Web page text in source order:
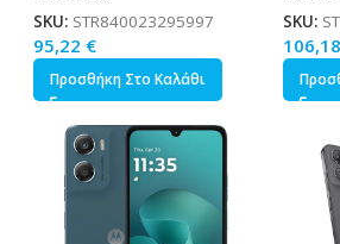
SKU: STR840023295997
95,22 €
Προσθήκη Στο Καλάθι
SKU:
106,18